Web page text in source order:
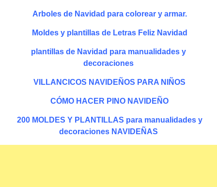
Arboles de Navidad para colorear y armar.
Moldes y plantillas de Letras Feliz Navidad
plantillas de Navidad para manualidades y
decoraciones
VILLANCICOS NAVIDEÑOS PARA NIÑOS
CÓMO HACER PINO NAVIDEÑO
200 MOLDES Y PLANTILLAS para manualidades y
decoraciones NAVIDEÑAS